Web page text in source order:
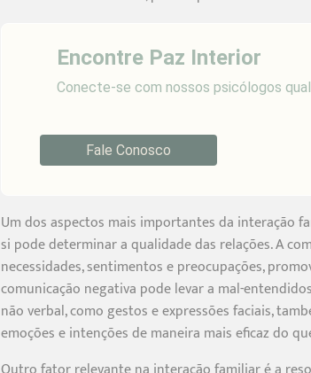
Encontre Paz Interior
Conecte-se com nossos psicólogos
Fale Conosco
Um dos aspectos mais importantes da interação
si pode determinar a qualidade das relações. A
necessidades, sentimentos e preocupações,
comunicação negativa pode levar a mal-
não verbal, como gestos e expressões faciais,
emoções e intenções de maneira mais eficaz do